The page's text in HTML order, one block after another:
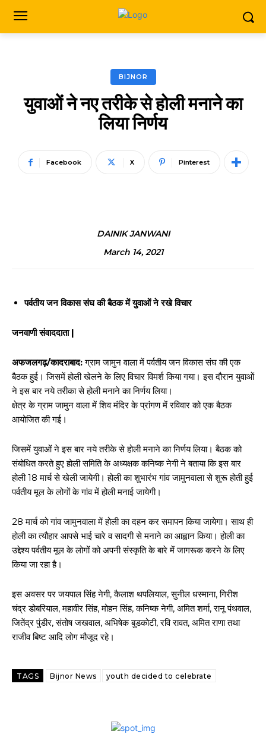
BIJNOR
युवाओं ने नए तरीके से होली मनाने का
लिया निर्णय
Facebook X Pinterest
DAINIK JANWANI
March 14, 2021
पर्वतीय जन विकास संघ की बैठक में युवाओं ने रखे विचार
जनवाणी संवाददाता |
अफजलगढ़/कादराबाद:ग्राम जामुन वाला में पर्वतीय जन विकास संघ की एक
बैठक हुई। जिसमें होली खेलने के लिए विचार विमर्श किया गया। इस दौरान युवाओं
ने इस बार नये तरीका से होली मनाने का निर्णय लिया।
क्षेत्र के ग्राम जामुन वाला में शिव मंदिर के प्रांगण में रविवार को एक बैठक
आयोजित की गई।
जिसमें युवाओं ने इस बार नये तरीके से होली मनाने का निर्णय लिया। बैठक को
संबोधित करते हुए होली समिति के अध्यक्षक कनिष्क नेगी ने बताया कि इस बार
होली 18 मार्च से खेली जायेगी। होली का शुभारंभ गांव जामुनवाला से शुरू होती हुई
पर्वतीय मूल के लोगों के गांव में होली मनाई जायेगी।
28 मार्च को गांव जामुनवाला में होली का दहन कर समापन किया जायेगा। साथ ही
होली का त्यौहार आपसे भाई चारे व सादगी से मनाने का आह्वान किया। होली का
उद्देश्य पर्वतीय मूल के लोगों को अपनी संस्कृति के बारे में जागरूक करने के लिए
किया जा रहा है।
इस अवसर पर जयपाल सिंह नेगी, कैलाश थपलियाल, सुनील धस्माना, गिरीश
चंद्र डोबरियाल, महावीर सिंह, मोहन सिंह, कनिष्क नेगी, अमित शर्मा, रानू पंथवाल,
जितेंद्र पुंडीर, संतोष जखवाल, अभिषेक बुडकोटी, रवि रावत, अमित राणा तथा
राजीव बिष्ट आदि लोग मौजूद रहे।
TAGS Bijnor News youth decided to celebrate